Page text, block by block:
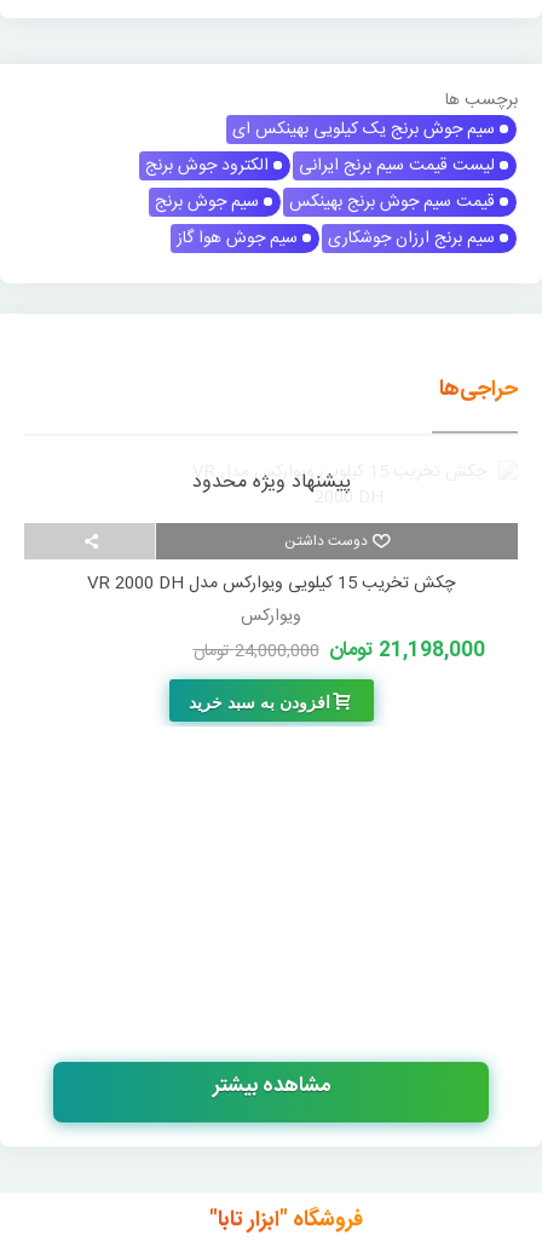
برچسب ها
سیم جوش برنج یک کیلویی بهینکس ای
لیست قیمت سیم برنج ایرانی
الکترود جوش برنج
قیمت سیم جوش برنج بهینکس
سیم جوش برنج
سیم برنج ارزان جوشکاری
سیم جوش هوا گاز
حراجی‌ها
دوست داشتن
پیشنهاد ویژه محدود
چکش تخریب 15 کیلویی ویوارکس مدل VR 2000 DH
ویوارکس
21,198,000 تومان 24,000,000 تومان
افزودن به سبد خرید
مشاهده بیشتر
فروشگاه "ابزار تابا"